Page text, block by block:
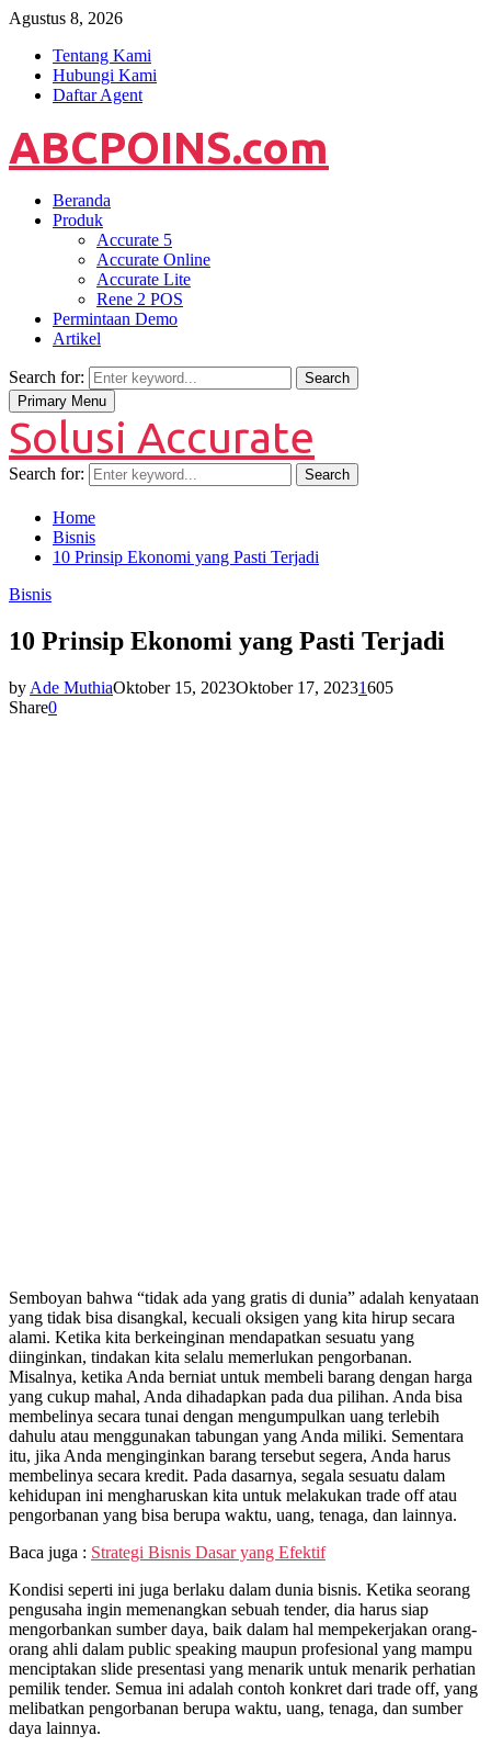
Agustus 8, 2026
Tentang Kami
Hubungi Kami
Daftar Agent
ABCPOINS.com
Beranda
Produk
Accurate 5
Accurate Online
Accurate Lite
Rene 2 POS
Permintaan Demo
Artikel
Search for:
Search
Primary Menu
Solusi Accurate
Search for: Search
Home
Bisnis
10 Prinsip Ekonomi yang Pasti Terjadi
Bisnis
10 Prinsip Ekonomi yang Pasti Terjadi
by Ade MuthiaOktober 15, 2023Oktober 17, 20231605
Share0
Semboyan bahwa “tidak ada yang gratis di dunia” adalah kenyataan
yang tidak bisa disangkal, kecuali oksigen yang kita hirup secara
alami. Ketika kita berkeinginan mendapatkan sesuatu yang
diinginkan, tindakan kita selalu memerlukan pengorbanan.
Misalnya, ketika Anda berniat untuk membeli barang dengan harga
yang cukup mahal, Anda dihadapkan pada dua pilihan. Anda bisa
membelinya secara tunai dengan mengumpulkan uang terlebih
dahulu atau menggunakan tabungan yang Anda miliki. Sementara
itu, jika Anda menginginkan barang tersebut segera, Anda harus
membelinya secara kredit. Pada dasarnya, segala sesuatu dalam
kehidupan ini mengharuskan kita untuk melakukan trade off atau
pengorbanan yang bisa berupa waktu, uang, tenaga, dan lainnya.
Baca juga : Strategi Bisnis Dasar yang Efektif
Kondisi seperti ini juga berlaku dalam dunia bisnis. Ketika seorang
pengusaha ingin memenangkan sebuah tender, dia harus siap
mengorbankan sumber daya, baik dalam hal mempekerjakan orang-
orang ahli dalam public speaking maupun profesional yang mampu
menciptakan slide presentasi yang menarik untuk menarik perhatian
pemilik tender. Semua ini adalah contoh konkret dari trade off, yang
melibatkan pengorbanan berupa waktu, uang, tenaga, dan sumber
daya lainnya.